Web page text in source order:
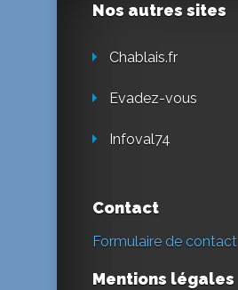
Nos autres sites
Chablais.fr
Evadez-vous
Infoval74
Contact
Formulaire de contact
Mentions légales